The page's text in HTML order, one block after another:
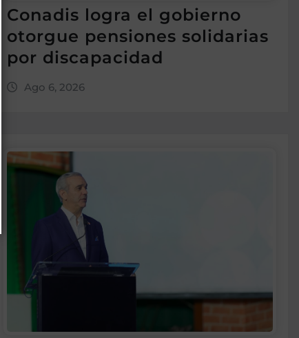
Conadis logra el gobierno
otorgue pensiones solidarias
por discapacidad
Ago 6, 2026